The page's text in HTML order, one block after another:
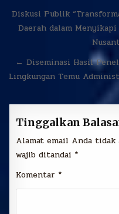
Navigasi
pos
Diskusi Publik
Daerah dalam
← Diseminasi Hasil
Lingkungan Temu
Tinggalkan
Alamat email Anda tidak
wajib ditandai *
Komentar *